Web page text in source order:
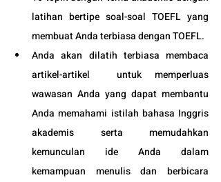
latihan bertipe soal-soal TOEFL yang
membuat Anda terbiasa dengan TOEFL.
Anda akan dilatih terbiasa membaca
artikel-artikel  untuk memperluas
wawasan Anda yang dapat membantu
Anda memahami istilah bahasa Inggris
akademis serta memudahkan
kemunculan ide Anda dalam
kemampuan menulis dan berbicara